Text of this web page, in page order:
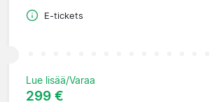
E-tickets
Lue lisää/Varaa
299 €